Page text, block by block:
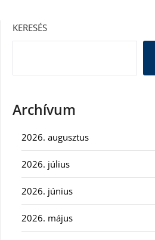
KERESÉS
Archívum
2026. augusztus
2026. július
2026. június
2026. május